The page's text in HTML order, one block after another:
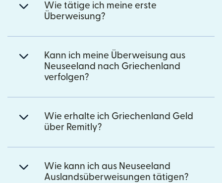
Wie tätige ich meine erste
Überweisung?
Kann ich meine Überweisung aus
Neuseeland nach Griechenland
verfolgen?
Wie erhalte ich Griechenland Geld
über Remitly?
Wie kann ich aus Neuseeland
Auslandsüberweisungen tätigen?